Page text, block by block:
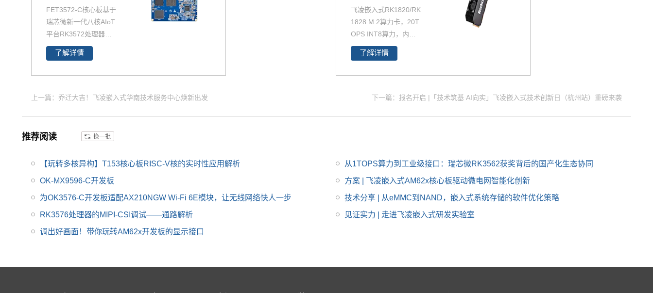
并行总线，接口资源丰
富，cpu引脚全引出，
适配多设备连接。核心
板采用 100% 国产工业
级元器件，-40℃~85℃
宽温稳定运行，支持国
足电力、工业控制、新
货保障，助力用户产品
bus TCP/RTU等主流协
议的智能转换与透传。
具备边缘计算能力，实
现本地数据处理与远程
靠的远程数据采集与监
物联网、智能终端、远
FET3572-C核心板基于
瑞芯微新一代八核AIoT
平台RK3572处理器开
发设计，集成了2个AR
M Cortex-A73和6个AR
力NPU，为各类边缘AI
撑。瑞芯微RK3572，
兼顾高性能、低功耗与
全栈AI能力的AIoT芯
片，双核A73+六核A5
3、8nm、4TOPS NP
了解详情
飞凌嵌入式RK1820/RK
1828 M.2算力卡，20T
OPS INT8算力，内置2.
5GB/5GB 3D堆叠DRA
M，支持3B-7B大模型
RK3576等平台。立即
了解详情
上一篇：乔迁大吉！飞凌嵌入式华南技术服务中心焕新出发 下一篇：报名开启 |「技术筑基 AI向实」飞凌嵌入式技术创新日（杭州站）重磅来袭
推荐阅读 换一批
【玩转多核异构】T153核心板RISC-V核的实时性应用解析 从1TOPS算力到工业级接口：瑞芯微RK3562获奖背后的国产化生态协同
OK-MX9596-C开发板 方案 | 飞凌嵌入式AM62x核心板驱动微电网智能化创新
为OK3576-C开发板适配AX210NGW Wi-Fi 6E模块，让无线网络快人一步 技术分享 | 从eMMC到NAND，嵌入式系统存储的软件优化策略
RK3576处理器的MIPI-CSI调试——通路解析 见证实力 | 走进飞凌嵌入式研发实验室
调出好画面！带你玩转AM62x开发板的显示接口